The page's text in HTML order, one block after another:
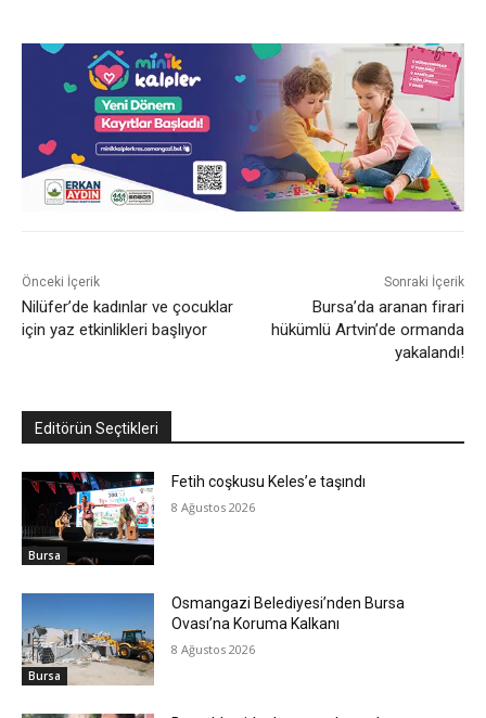
Önceki İçerik
Nilüfer’de kadınlar ve çocuklar
için yaz etkinlikleri başlıyor
Sonraki İçerik
Bursa’da aranan firari
hükümlü Artvin’de ormanda
yakalandı!
Editörün Seçtikleri
Bursa
Fetih coşkusu Keles’e taşındı
8 Ağustos 2026
Bursa
Osmangazi Belediyesi’nden Bursa
Ovası’na Koruma Kalkanı
8 Ağustos 2026